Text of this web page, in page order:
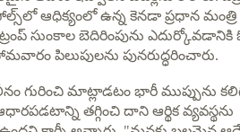
ఆధిక్యంలో ఉన్న కెనడా ప్రధాన
సుంకాల బెదిరింపును ఎదుర్కోవడానికి
పిలుపులను పునరుద్ధరించారు.
గురించి మాట్లాడటం భారీ ముప్పును
తగ్గించి దాని ఆర్థిక వ్యవస్థను